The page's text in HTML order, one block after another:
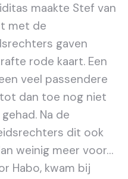
maakte Stef van
met de
gaven
rode kaart. Een
veel passendere
dan toe nog niet
Na de
dit ook
weinig meer voor…
Habo, kwam bij